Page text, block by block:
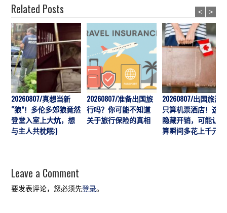
Related Posts
20260807/真想当新
“狼”！多伦多郊狼竟然
登堂入室上大炕，想
与主人共枕眠:)
20260807/准备出国旅
行吗？你可能不知道
关于旅行保险的真相
20260807/出国旅游
只算机票酒店！这7
隐藏开销，可能让预
算瞬间多花上千元
< >
Leave a Comment
要发表评论，您必须先登录。